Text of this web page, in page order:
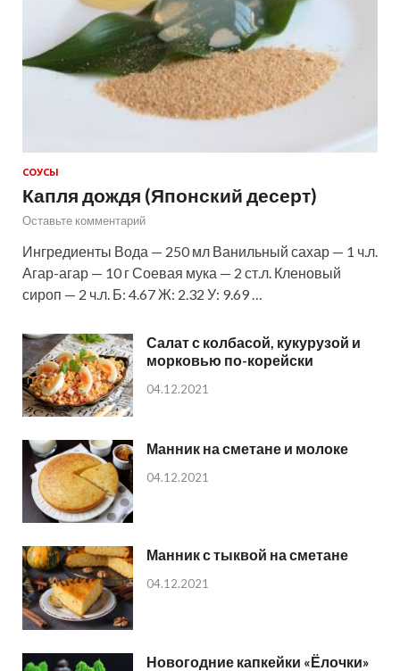
СОУСЫ
Капля дождя (Японский десерт)
Оставьте комментарий
Ингредиенты Вода — 250 мл Ванильный сахар — 1 ч.л.
Агар-агар — 10 г Соевая мука — 2 ст.л. Кленовый
сироп — 2 ч.л. Б: 4.67 Ж: 2.32 У: 9.69 …
Салат с колбасой, кукурузой и
морковью по-корейски
04.12.2021
Манник на сметане и молоке
04.12.2021
Манник с тыквой на сметане
04.12.2021
Новогодние капкейки «Ёлочки»